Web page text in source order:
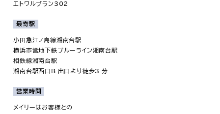
エトワルブラン302
最寄駅
小田急江ノ島線湘南台駅
横浜市営地下鉄ブルーライン湘南台駅
相鉄線湘南台駅
湘南台駅西口B 出口より徒歩3 分
営業時間
メイリーはお客様との